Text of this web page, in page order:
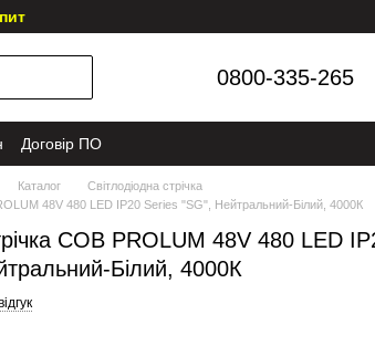
0800-335-265
Договір ПО
Каталог
Світлодіодна стрічка
48V 480 LED IP20 Series "SG", Нейтральний-Білий, 4000К
СОВ PROLUM 48V 480 LED
Білий, 4000К